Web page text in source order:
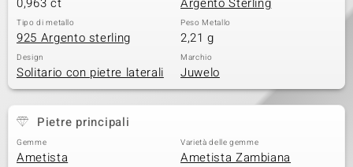
Tipo di metallo
925 Argento sterling
Peso Metallo
2,21 g
Design
Solitario con pietre laterali
Marchio
Juwelo
Pietre principali
Gemme
Ametista
Varietà delle gemme
Ametista Zambiana